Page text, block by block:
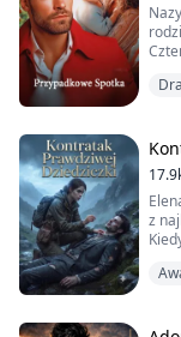
Bez
z